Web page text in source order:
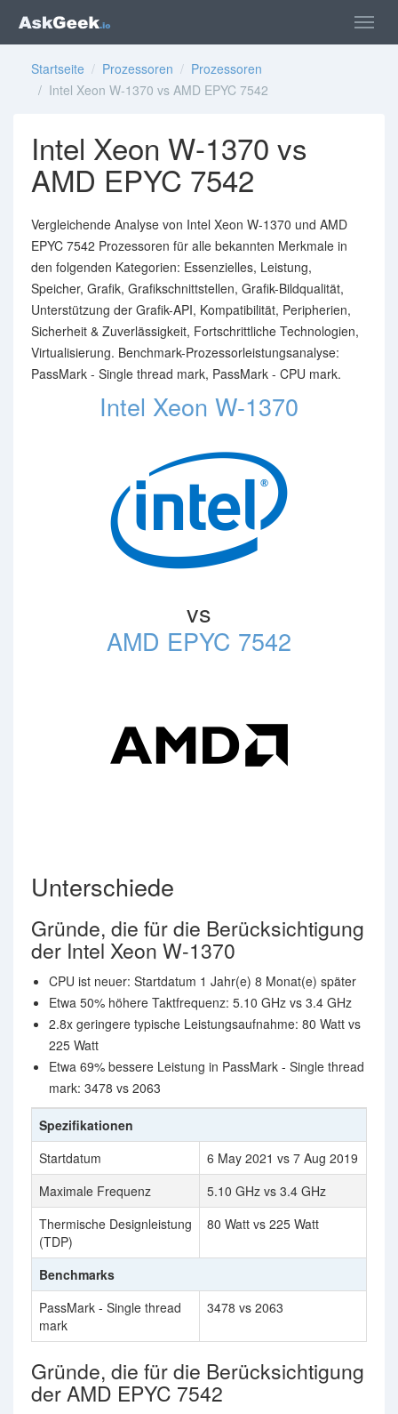
Startseite / Prozessoren / Prozessoren
/ Intel Xeon W-1370 vs AMD EPYC 7542
Intel Xeon W-1370 vs
AMD EPYC 7542
Vergleichende Analyse von Intel Xeon W-1370 und AMD
EPYC 7542 Prozessoren für alle bekannten Merkmale in
den folgenden Kategorien: Essenzielles, Leistung,
Speicher, Grafik, Grafikschnittstellen, Grafik-Bildqualität,
Unterstützung der Grafik-API, Kompatibilität, Peripherien,
Sicherheit & Zuverlässigkeit, Fortschrittliche Technologien,
Virtualisierung. Benchmark-Prozessorleistungsanalyse:
PassMark - Single thread mark, PassMark - CPU mark.
Intel Xeon W-1370
vs
AMD EPYC 7542
Unterschiede
Gründe, die für die Berücksichtigung
der Intel Xeon W-1370
CPU ist neuer: Startdatum 1 Jahr(e) 8 Monat(e) später
Etwa 50% höhere Taktfrequenz: 5.10 GHz vs 3.4 GHz
2.8x geringere typische Leistungsaufnahme: 80 Watt vs
225 Watt
Etwa 69% bessere Leistung in PassMark - Single thread
mark: 3478 vs 2063
Spezifikationen
Startdatum
6 May 2021 vs 7 Aug 2019
Maximale Frequenz
5.10 GHz vs 3.4 GHz
Thermische Designleistung
(TDP)
80 Watt vs 225 Watt
Benchmarks
PassMark - Single thread
mark
3478 vs 2063
Gründe, die für die Berücksichtigung
der AMD EPYC 7542